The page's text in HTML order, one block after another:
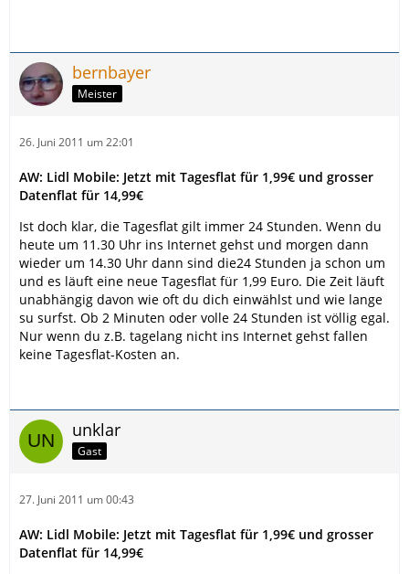
bernbayer
Meister
26. Juni 2011 um 22:01
AW: Lidl Mobile: Jetzt mit Tagesflat für 1,99€ und grosser
Datenflat für 14,99€
Ist doch klar, die Tagesflat gilt immer 24 Stunden. Wenn du
heute um 11.30 Uhr ins Internet gehst und morgen dann
wieder um 14.30 Uhr dann sind die24 Stunden ja schon um
und es läuft eine neue Tagesflat für 1,99 Euro. Die Zeit läuft
unabhängig davon wie oft du dich einwählst und wie lange
su surfst. Ob 2 Minuten oder volle 24 Stunden ist völlig egal.
Nur wenn du z.B. tagelang nicht ins Internet gehst fallen
keine Tagesflat-Kosten an.
unklar
Gast
27. Juni 2011 um 00:43
AW: Lidl Mobile: Jetzt mit Tagesflat für 1,99€ und grosser
Datenflat für 14,99€